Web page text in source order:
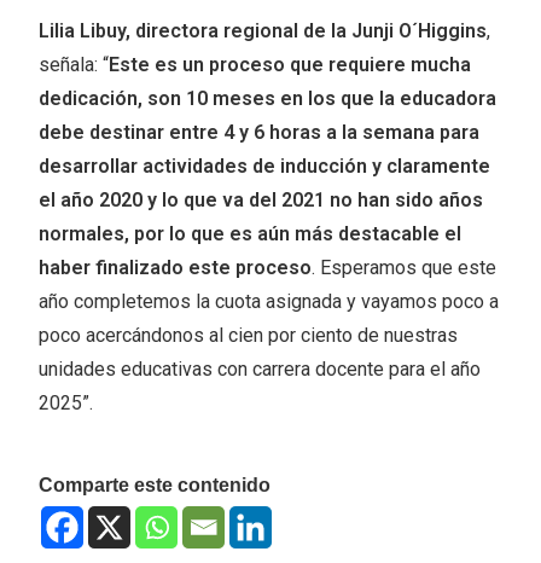
Lilia Libuy, directora regional de la Junji O´Higgins,
señala: “Este es un proceso que requiere mucha
dedicación, son 10 meses en los que la educadora
debe destinar entre 4 y 6 horas a la semana para
desarrollar actividades de inducción y claramente
el año 2020 y lo que va del 2021 no han sido años
normales, por lo que es aún más destacable el
haber finalizado este proceso. Esperamos que este
año completemos la cuota asignada y vayamos poco a
poco acercándonos al cien por ciento de nuestras
unidades educativas con carrera docente para el año
2025”.
Comparte este contenido